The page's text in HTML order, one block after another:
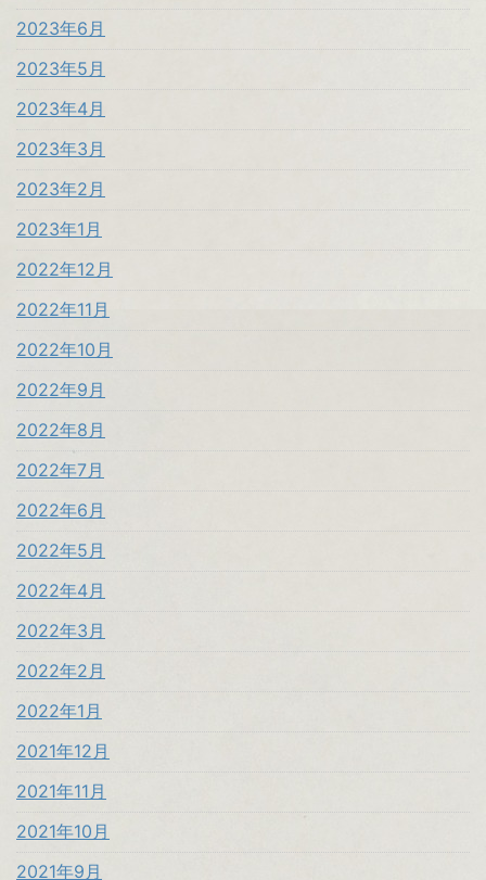
2023年6月
2023年5月
2023年4月
2023年3月
2023年2月
2023年1月
2022年12月
2022年11月
2022年10月
2022年9月
2022年8月
2022年7月
2022年6月
2022年5月
2022年4月
2022年3月
2022年2月
2022年1月
2021年12月
2021年11月
2021年10月
2021年9月